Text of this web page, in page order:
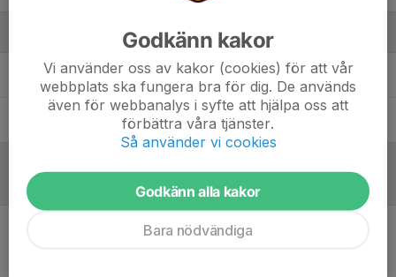
Daniel AnderssonHuvudtränare
David AnderssonHuvudtränare
Referat
Godkänn kakor
Vi använder oss av kakor (cookies) för att vår
webbplats ska fungera bra för dig. De används
även för webbanalys i syfte att hjälpa oss att
förbättra våra tjänster.
Så använder vi cookies
Godkänn alla kakor
Bara nödvändiga